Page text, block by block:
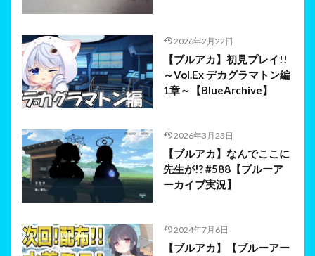
2026年2月22日
【ブルアカ】初見プレイ!!
～Vol.Ex デカグラマトン編
1章～【BlueArchive】
2026年3月23日
【ブルアカ】なんでここに
先生が!? #588【ブルーア
ーカイブ実況】
2024年7月6日
【ブルアカ】【ブルーアー